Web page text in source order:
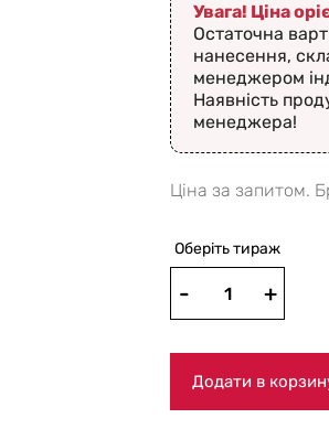
Увага! Ціна
Остаточна
нанесення,
менеджером
Наявність
менеджера!
Ціна за запитом.
Оберіть тираж
Додати в